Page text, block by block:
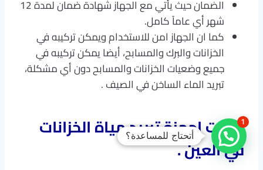
الضمان حيث يأتي مع الجهاز شهادة ضمان لمدة 12
شهر أي عاماً كامل.
كما ان الجهاز امن للاستخدام ويمكن تركيبه في
الخزانات والبرك والمسابح، أيضا يمكن تركيبه في
جميع وضعيات الخزانات والمسابح دون أي مشكلة،
تبريد الماء الساخن في الصيف .
ميزات اجهزة تبريد مياة الخزانات
في العين .
أتحتاج للمساعدة؟
1